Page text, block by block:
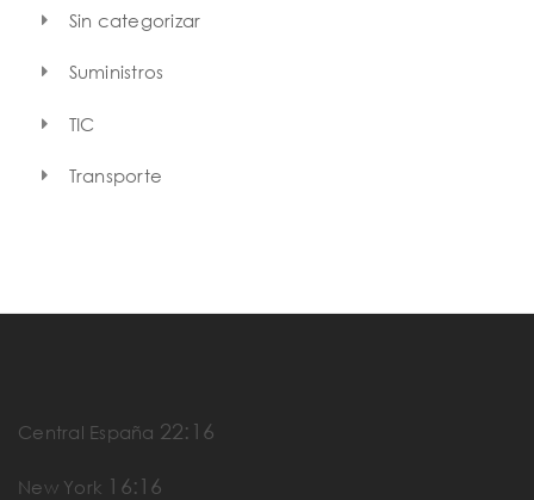
Sin categorizar
Suministros
TIC
Transporte
Central España 22:16
New York 16:16